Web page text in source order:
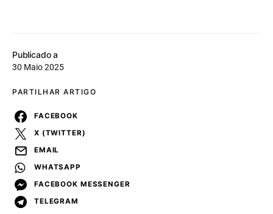
Publicado a
30 Maio 2025
PARTILHAR ARTIGO
FACEBOOK
X (TWITTER)
EMAIL
WHATSAPP
FACEBOOK MESSENGER
TELEGRAM